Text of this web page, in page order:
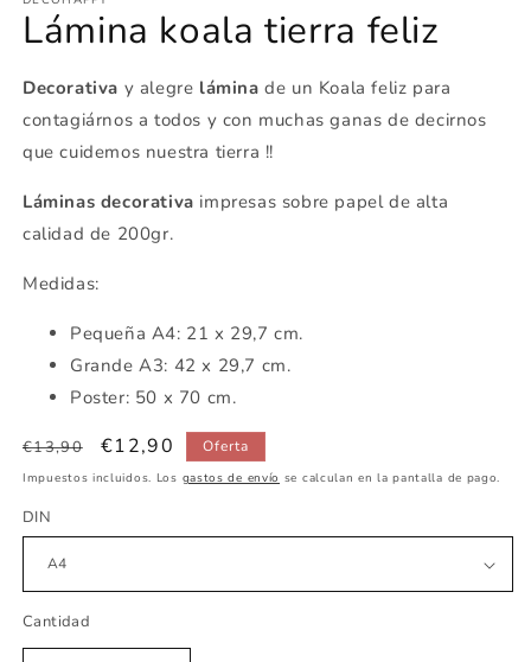
1
en
modal
Lámina koala tierra feliz
Decorativa y alegre láminade un Koala feliz para
contagiárnos a todos y con muchas ganas de decirnos
que cuidemos nuestra tierra !!
Láminas decorativa impresas sobre papel de alta
calidad de 200gr.
Medidas:
Pequeña A4: 21 x 29,7 cm.
Grande A3: 42 x 29,7 cm.
Poster: 50 x 70 cm.
Precio
habitual
€13,90
Precio
de
€12,90 Oferta
Impuestos incluidos. Los gastos de envío se calculan en la pantalla de pago.
DIN
Cantidad